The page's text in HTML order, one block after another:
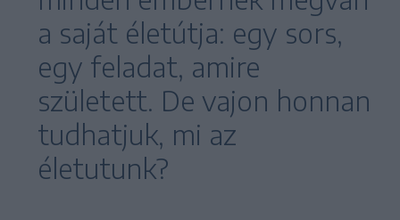
a saját életútja: egy sors,
egy feladat, amire
született. De vajon honnan
tudhatjuk, mi az
életutunk?